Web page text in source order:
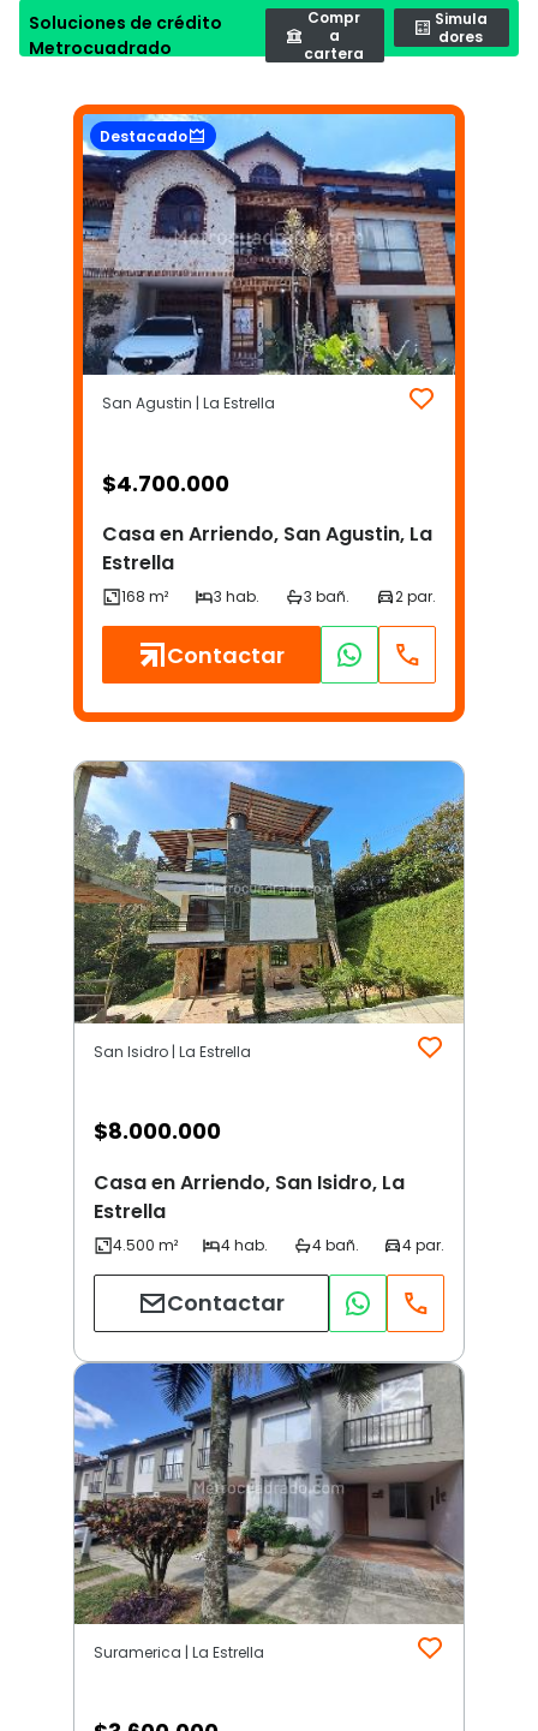
Soluciones de crédito
Metrocuadrado
Compr
a
cartera
Simula
dores
Destacado
San Agustin | La Estrella
$4.700.000
Casa en Arriendo, San Agustin, La
Estrella
Contactar
San Isidro | La Estrella
$8.000.000
Casa en Arriendo, San Isidro, La
Estrella
Contactar
Suramerica | La Estrella